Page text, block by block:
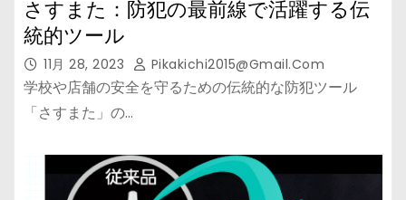
さすまた：防犯の最前線で活躍する伝
統的ツール
11月 28, 2023 Pikakichi2015@gmail.com
学校や店舗の安全を守るための伝統的な防犯ツール
「さすまた」の…